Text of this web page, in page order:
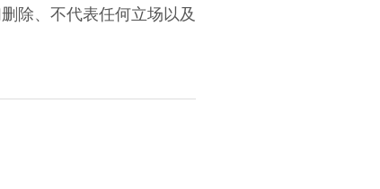
除、不代表任何立场以及